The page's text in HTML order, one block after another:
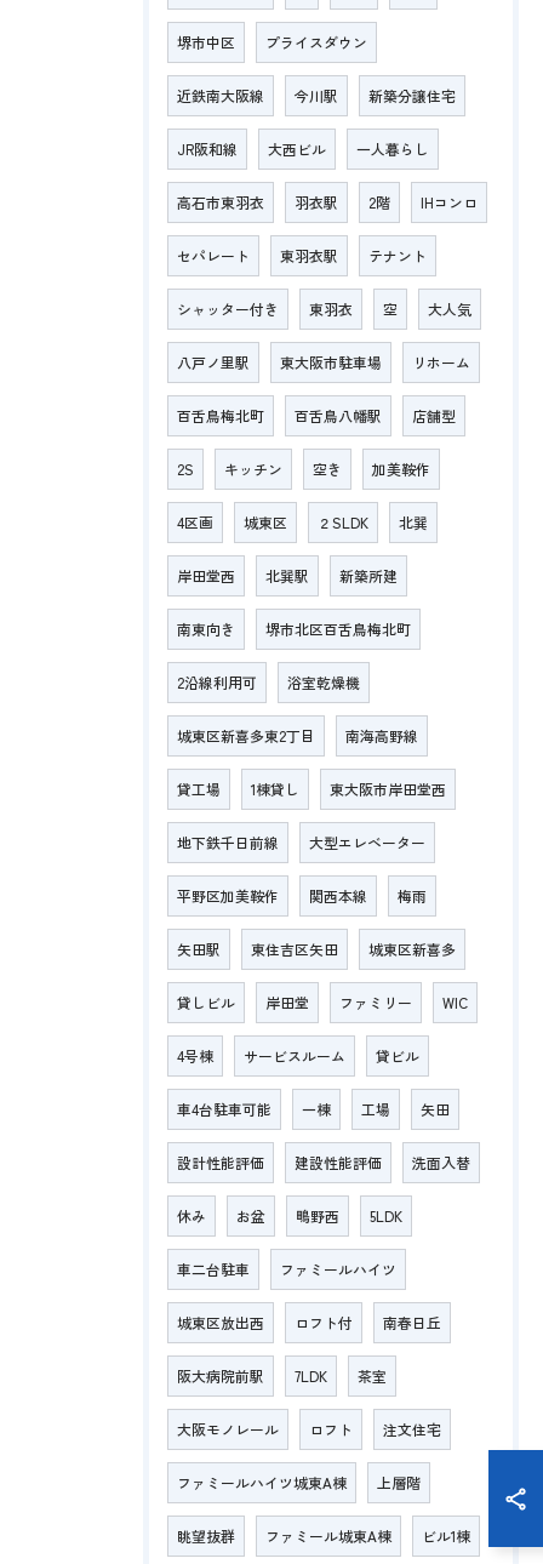
堺市中区 プライスダウン
近鉄南大阪線 今川駅 新築分譲住宅
JR阪和線 大西ビル 一人暮らし
高石市東羽衣 羽衣駅 2階 IHコンロ
セパレート 東羽衣駅 テナント
シャッター付き 東羽衣 空 大人気
八戸ノ里駅 東大阪市駐車場 リホーム
百舌鳥梅北町 百舌鳥八幡駅 店舗型
2S キッチン 空き 加美鞍作
4区画 城東区 ２SLDK 北巽
岸田堂西 北巽駅 新築所建
南東向き 堺市北区百舌鳥梅北町
2沿線利用可 浴室乾燥機
城東区新喜多東2丁目 南海高野線
貸工場 1棟貸し 東大阪市岸田堂西
地下鉄千日前線 大型エレベーター
平野区加美鞍作 関西本線 梅雨
矢田駅 東住吉区矢田 城東区新喜多
貸しビル 岸田堂 ファミリー WIC
4号棟 サービスルーム 貸ビル
車4台駐車可能 一棟 工場 矢田
設計性能評価 建設性能評価 洗面入替
休み お盆 鴫野西 5LDK
車二台駐車 ファミールハイツ
城東区放出西 ロフト付 南春日丘
阪大病院前駅 7LDK 茶室
大阪モノレール ロフト 注文住宅
ファミールハイツ城東A棟 上層階
眺望抜群 ファミール城東A棟 ビル1棟